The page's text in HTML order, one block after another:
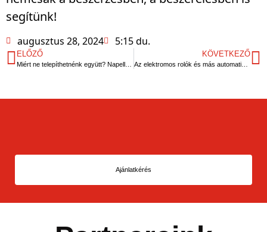
segítünk!
augusztus 28, 2024 5:15 du.
ELŐZŐ KÖVETKEZŐ
Az elektromos rolók és más automatizálható árnyékolók jelentik a jövőt?
Ajánlatkérés